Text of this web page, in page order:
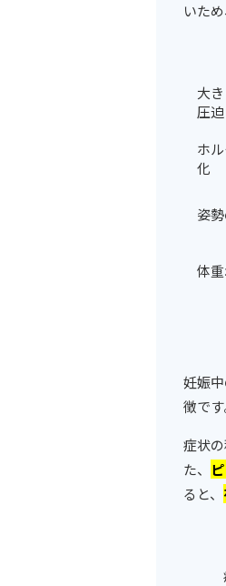
いた
大
圧迫
ホ
化
姿
体
妊娠
徴で
症状の
た、
ると、